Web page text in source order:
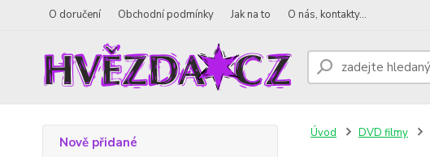
O doručení Obchodní podmínky Jak na to O nás, kontakty...
Nově přidané
Úvod DVD filmy